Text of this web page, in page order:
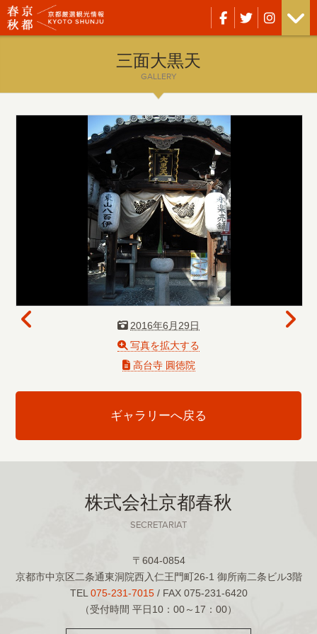
三面大黒天
GALLERY
2016年6月29日
写真を拡大する
高台寺 圓徳院
ギャラリーへ戻る
株式会社京都春秋
SECRETARIAT
〒604-0854
京都市中京区二条通東洞院西入仁王門町26-1 御所南二条ビル3階
TEL075-231-7015/ FAX 075-231-6420
（受付時間 平日10：00～17：00）